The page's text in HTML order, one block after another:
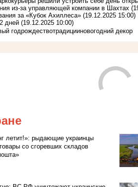
из-за управляющей компании в Шахтах
за «Кубок Ахиллеса» (19.12.2025 15:00)
дней (19.12.2025 10:00)
годрождествотрадицииновогодний декор
летит!»: рыдающие украинцы
со сгоревших складов